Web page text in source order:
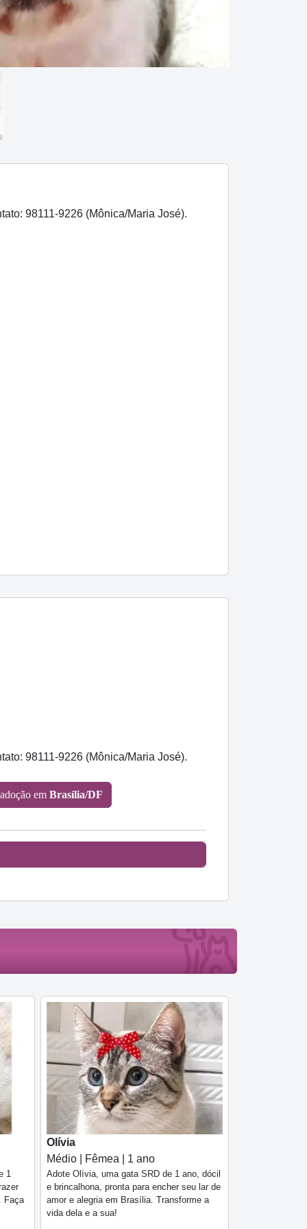
98111-9226 (Mônica/Maria José).
98111-9226 (Mônica/Maria José).
em Brasília/DF
1
Faça
Olívia
Médio | Fêmea | 1 ano
Adote Olívia, uma gata SRD de 1 ano, dócil
e brincalhona, pronta para encher seu lar de
amor e alegria em Brasília. Transforme a
vida dela e a sua!